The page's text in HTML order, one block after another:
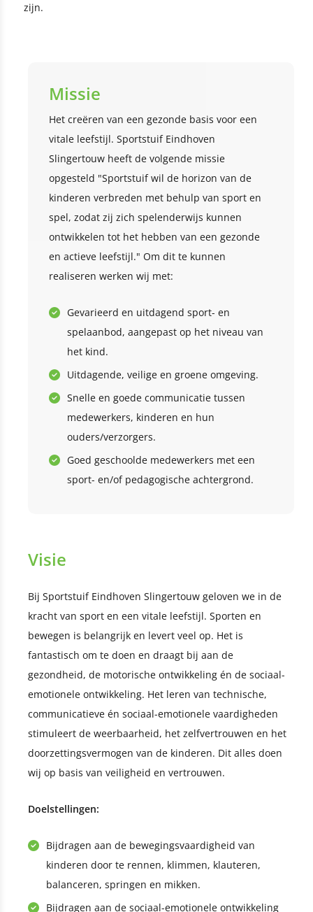
zijn.
Missie
Het creëren van een gezonde basis voor een
vitale leefstijl. Sportstuif Eindhoven
Slingertouw heeft de volgende missie
opgesteld "Sportstuif wil de horizon van de
kinderen verbreden met behulp van sport en
spel, zodat zij zich spelenderwijs kunnen
ontwikkelen tot het hebben van een gezonde
en actieve leefstijl." Om dit te kunnen
realiseren werken wij met:
Gevarieerd en uitdagend sport- en
spelaanbod, aangepast op het niveau van
het kind.
Uitdagende, veilige en groene omgeving.
Snelle en goede communicatie tussen
medewerkers, kinderen en hun
ouders/verzorgers.
Goed geschoolde medewerkers met een
sport- en/of pedagogische achtergrond.
Visie
Bij Sportstuif Eindhoven Slingertouw geloven we in de
kracht van sport en een vitale leefstijl. Sporten en
bewegen is belangrijk en levert veel op. Het is
fantastisch om te doen en draagt bij aan de
gezondheid, de motorische ontwikkeling én de sociaal-
emotionele ontwikkeling. Het leren van technische,
communicatieve én sociaal-emotionele vaardigheden
stimuleert de weerbaarheid, het zelfvertrouwen en het
doorzettingsvermogen van de kinderen. Dit alles doen
wij op basis van veiligheid en vertrouwen.
Doelstellingen:
Bijdragen aan de bewegingsvaardigheid van
kinderen door te rennen, klimmen, klauteren,
balanceren, springen en mikken.
Bijdragen aan de sociaal-emotionele ontwikkeling